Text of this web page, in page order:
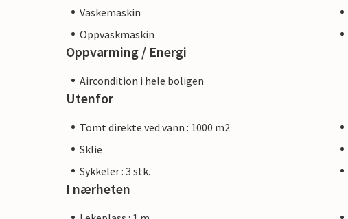
Vaskemaskin
Oppvaskmaskin
Oppvarming / Energi
Aircondition i hele boligen
Utenfor
Tomt direkte ved vann : 1000 m2
Sklie
Sykkeler : 3 stk.
I nærheten